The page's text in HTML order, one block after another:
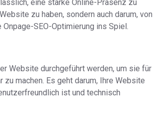
eine starke Online-Präsenz zu
zu haben, sondern auch darum, von
SEO-Optimierung ins Spiel.
Website durchgeführt werden, um sie für
machen. Es geht darum, Ihre Website
ist und technisch